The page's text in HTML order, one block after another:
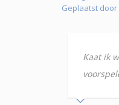
Geplaatst door
Kaat ik